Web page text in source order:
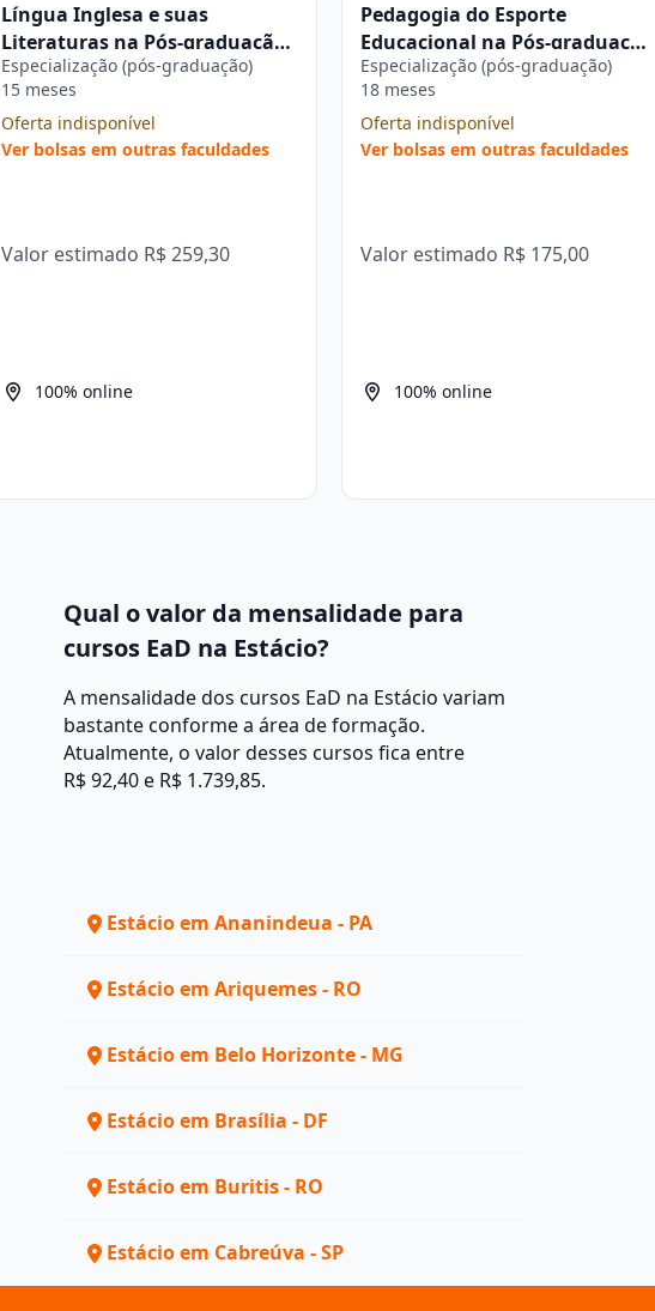
Língua Inglesa e suas
Literaturas na Pós-graduação
Estácio
Especialização (pós-graduação)
15 meses
Oferta indisponível
Ver bolsas em outras faculdades
Valor estimado R$ 259,30
100% online
Pedagogia do Esporte
Educacional na Pós-graduação
Estácio
Especialização (pós-graduação)
18 meses
Oferta indisponível
Ver bolsas em outras faculdades
Valor estimado R$ 175,00
100% online
Qual o valor da mensalidade para
cursos EaD na Estácio?
A mensalidade dos cursos EaD na Estácio variam
bastante conforme a área de formação.
Atualmente, o valor desses cursos fica entre
R$ 92,40 e R$ 1.739,85.
Estácio em Ananindeua - PA
Estácio em Ariquemes - RO
Estácio em Belo Horizonte - MG
Estácio em Brasília - DF
Estácio em Buritis - RO
Estácio em Cabreúva - SP